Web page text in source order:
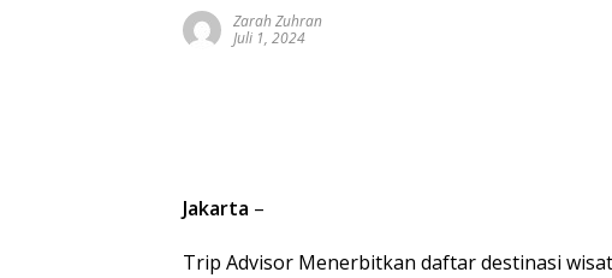
Zarah Zuhran
Juli 1, 2024
Jakarta –
Trip Advisor Menerbitkan daftar destinasi